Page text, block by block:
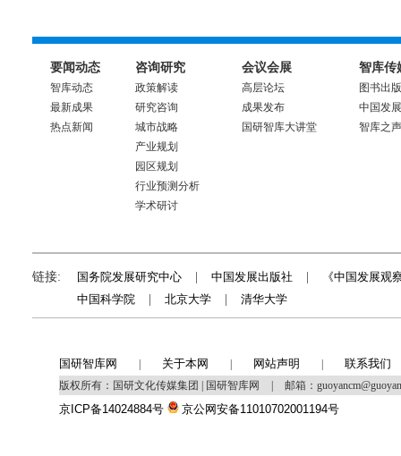
要闻动态
智库动态
最新成果
热点新闻
咨询研究
政策解读
研究咨询
城市战略
产业规划
园区规划
行业预测分析
学术研讨
会议会展
高层论坛
成果发布
国研智库大讲堂
智库传
图书出版
中国发
智库之声
链接: 国务院发展研究中心 中国发展出版社
《中国发展观
中国科学院
北京大学 清华大学
国研智库网 关于本网 网站声明 联系我们
版权所有：国研文化传媒集团 | 国研智库网 邮箱：
京ICP备14024884号 京公网安备11010702001194号